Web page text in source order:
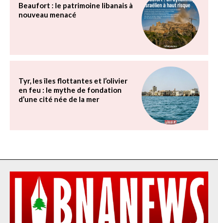
Beaufort : le patrimoine libanais à
nouveau menacé
Tyr, les îles flottantes et l’olivier
en feu : le mythe de fondation
d’une cité née de la mer